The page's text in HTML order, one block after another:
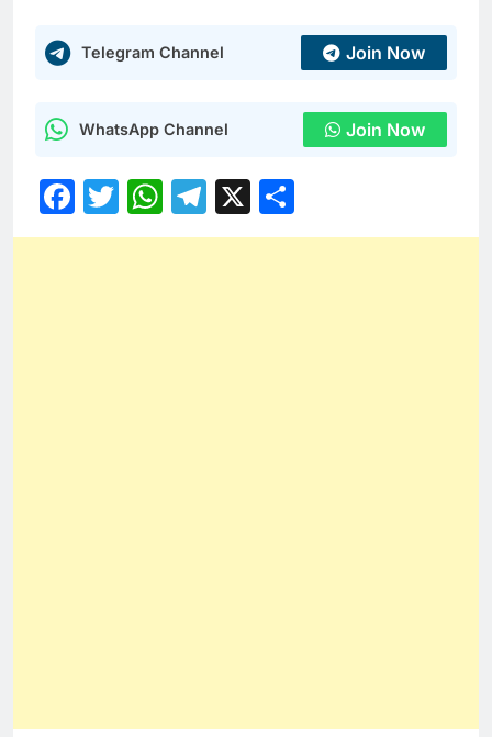
Telegram Channel Join Now
WhatsApp Channel Join Now
Facebook
Twitter
WhatsApp
Telegram
X